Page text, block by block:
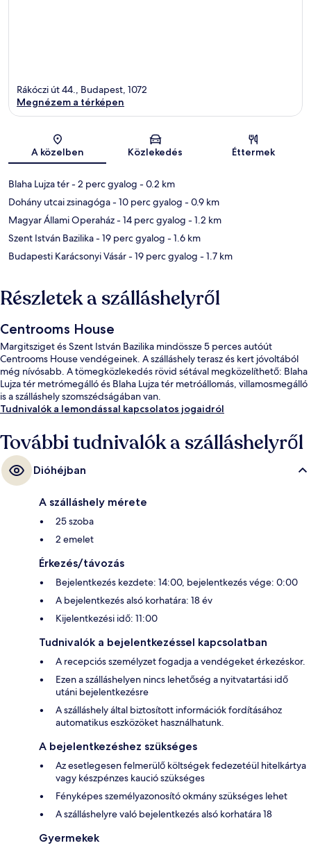
Térkép
Rákóczi út 44., Budapest, 1072
Megnézem a térképen
A közelben Közlekedés Éttermek
Blaha Lujza tér- 2 perc gyalog - 0.2 km
Dohány utcai zsinagóga- 10 perc gyalog - 0.9 km
Magyar Állami Operaház- 14 perc gyalog - 1.2 km
Szent István Bazilika- 19 perc gyalog - 1.6 km
Budapesti Karácsonyi Vásár- 19 perc gyalog - 1.7 km
Részletek a szálláshelyről
Centrooms House
Margitsziget és Szent István Bazilika mindössze 5 perces autóút
Centrooms House vendégeinek. A szálláshely terasz és kert jóvoltából
még nívósabb. A tömegközlekedés rövid sétával megközelíthető: Blaha
Lujza tér metrómegálló és Blaha Lujza tér metróállomás, villamosmegálló
is a szálláshely szomszédságában van.
Tudnivalók a lemondással kapcsolatos jogaidról
További tudnivalók a szálláshelyről
Dióhéjban
A szálláshely mérete
25 szoba
2 emelet
Érkezés/távozás
Bejelentkezés kezdete: 14:00, bejelentkezés vége: 0:00
A bejelentkezés alsó korhatára: 18 év
Kijelentkezési idő: 11:00
Tudnivalók a bejelentkezéssel kapcsolatban
A recepciós személyzet fogadja a vendégeket érkezéskor.
Ezen a szálláshelyen nincs lehetőség a nyitvatartási idő
utáni bejelentkezésre
A szálláshely által biztosított információk fordításához
automatikus eszközöket használhatunk.
A bejelentkezéshez szükséges
Az esetlegesen felmerülő költségek fedezetéül hitelkártya
vagy készpénzes kaució szükséges
Fényképes személyazonosító okmány szükséges lehet
A szálláshelyre való bejelentkezés alsó korhatára 18
Gyermekek